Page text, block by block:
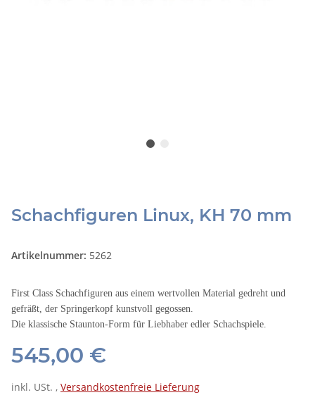
Schachfiguren Linux, KH 70 mm
Artikelnummer: 5262
First Class Schachfiguren aus einem wertvollen Material gedreht und
gefräßt, der Springerkopf kunstvoll gegossen.
Die klassische Staunton-Form für Liebhaber edler Schachspiele.
545,00 €
inkl. USt. , Versandkostenfreie Lieferung